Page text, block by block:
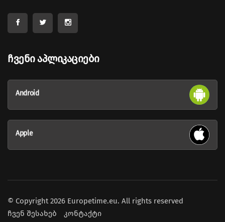
Ჩვენი Აპლიკაციები
Android
Apple
© Copyright 2026 Europetime.eu. All rights reserved
ჩვენ შესახებ
კონტაქტი